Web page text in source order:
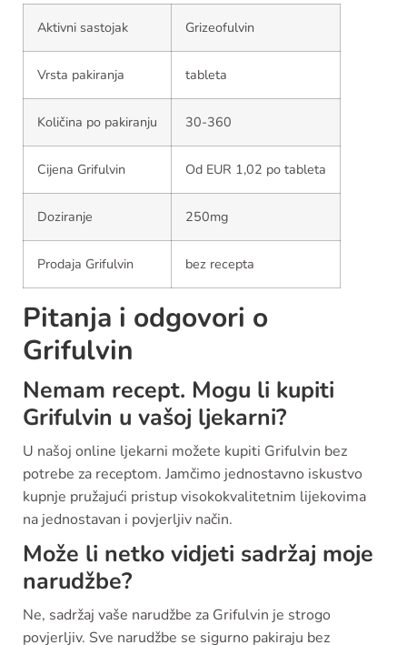
Aktivni sastojak Grizeofulvin
Vrsta pakiranja tableta
Količina po pakiranju 30-360
Cijena Grifulvin Od EUR 1,02 po tableta
Doziranje 250mg
Prodaja Grifulvin bez recepta
Pitanja i odgovori o
Grifulvin
Nemam recept. Mogu li kupiti
Grifulvin u vašoj ljekarni?
U našoj online ljekarni možete kupiti Grifulvin bez
potrebe za receptom. Jamčimo jednostavno iskustvo
kupnje pružajući pristup visokokvalitetnim lijekovima
na jednostavan i povjerljiv način.
Može li netko vidjeti sadržaj moje
narudžbe?
Ne, sadržaj vaše narudžbe za Grifulvin je strogo
povjerljiv. Sve narudžbe se sigurno pakiraju bez